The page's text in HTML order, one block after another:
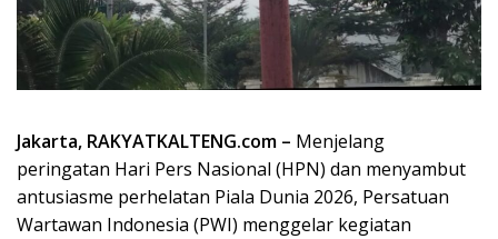
Jakarta, RAKYATKALTENG.com – Menjelang
peringatan Hari Pers Nasional (HPN) dan menyambut
antusiasme perhelatan Piala Dunia 2026, Persatuan
Wartawan Indonesia (PWI) menggelar kegiatan